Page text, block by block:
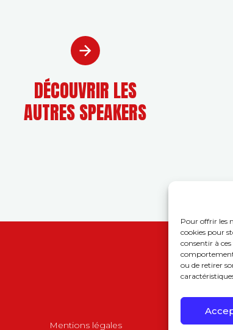
Pour offrir les
cookies pour
consentir à
comportement
ou de retirer
DÉCOUVRIR LES
AUTRES SPEAKERS
Mentions légales